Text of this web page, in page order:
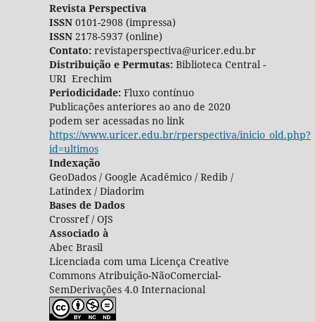
Revista Perspectiva
ISSN0101-2908 (impressa)
ISSN2178-5937 (online)
Contato:revistaperspectiva@uricer.edu.br
Distribuição e Permutas: Biblioteca Central -
URI Erechim
Periodicidade: Fluxo contínuo
Publicações anteriores ao ano de 2020
podem ser acessadas no link
https://www.uricer.edu.br/rperspectiva/inicio_old.php?
id=ultimos
Indexação
GeoDados / Google Acadêmico / Redib /
Latindex / Diadorim
Bases de Dados
Crossref / OJS
Associado à
Abec Brasil
Licenciada com uma Licença Creative
Commons Atribuição-NãoComercial-
SemDerivações 4.0 Internacional